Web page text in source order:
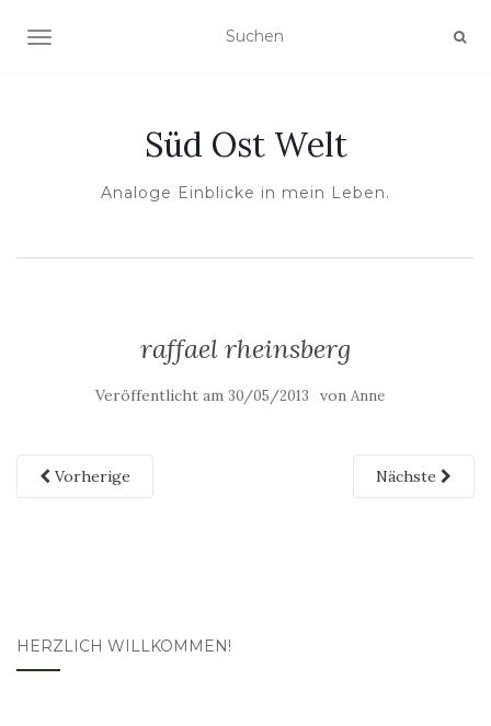
NAVIGATION UMSCHALTEN
Süd Ost Welt
Analoge Einblicke in mein Leben.
raffael rheinsberg
Veröffentlicht am 30/05/2013 von Anne
Vorherige Nächste
HERZLICH WILLKOMMEN!